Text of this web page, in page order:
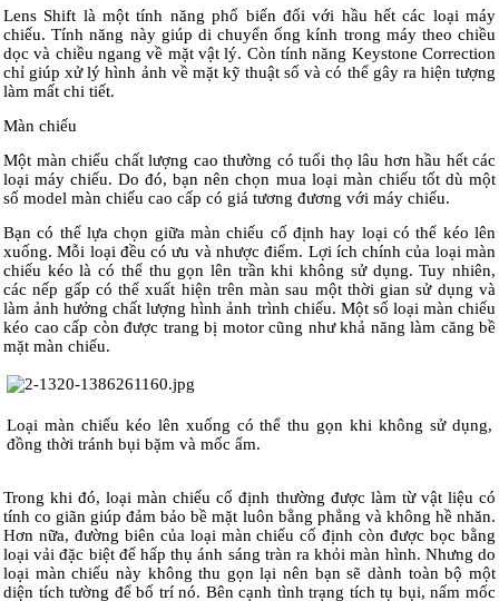
Lens Shift là một tính năng phổ biến đối với hầu hết các loại máy
chiếu. Tính năng này giúp di chuyển ống kính trong máy theo chiều
dọc và chiều ngang về mặt vật lý. Còn tính năng Keystone Correction
chỉ giúp xử lý hình ảnh về mặt kỹ thuật số và có thể gây ra hiện tượng
làm mất chi tiết.
Màn chiếu
Một màn chiếu chất lượng cao thường có tuổi thọ lâu hơn hầu hết các
loại máy chiếu. Do đó, bạn nên chọn mua loại màn chiếu tốt dù một
số model màn chiếu cao cấp có giá tương đương với máy chiếu.
Bạn có thể lựa chọn giữa màn chiếu cố định hay loại có thể kéo lên
xuống. Mỗi loại đều có ưu và nhược điểm. Lợi ích chính của loại màn
chiếu kéo là có thể thu gọn lên trần khi không sử dụng. Tuy nhiên,
các nếp gấp có thể xuất hiện trên màn sau một thời gian sử dụng và
làm ảnh hưởng chất lượng hình ảnh trình chiếu. Một số loại màn chiếu
kéo cao cấp còn được trang bị motor cũng như khả năng làm căng bề
mặt màn chiếu.
Loại màn chiếu kéo lên xuống có thể thu gọn khi không sử dụng,
đồng thời tránh bụi bặm và mốc ẩm.
Trong khi đó, loại màn chiếu cố định thường được làm từ vật liệu có
tính co giãn giúp đảm bảo bề mặt luôn bằng phẳng và không hề nhăn.
Hơn nữa, đường biên của loại màn chiếu cố định còn được bọc bằng
loại vải đặc biệt để hấp thụ ánh sáng tràn ra khỏi màn hình. Nhưng do
loại màn chiếu này không thu gọn lại nên bạn sẽ dành toàn bộ một
diện tích tường để bố trí nó. Bên cạnh tình trạng tích tụ bụi, nấm mốc